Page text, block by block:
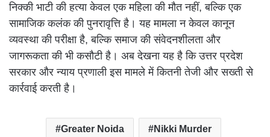
निक्की भाटी की हत्या केवल एक महिला की मौत नहीं, बल्कि एक
सामाजिक कलंक की पुनरावृत्ति है। यह मामला न केवल कानून
व्यवस्था की परीक्षा है, बल्कि समाज की संवेदनशीलता और
जागरूकता की भी कसौटी है। अब देखना यह है कि उत्तर प्रदेश
सरकार और न्याय प्रणाली इस मामले में कितनी तेजी और सख्ती से
कार्रवाई करती है।
Greater Noida Nikki Murder